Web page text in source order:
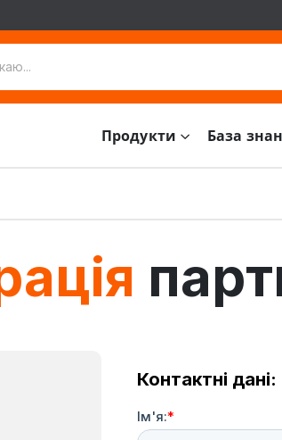
Продукти База